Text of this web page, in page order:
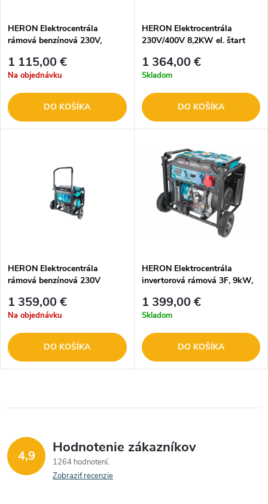
HERON Elektrocentrála
rámová benzínová 230V,
1 115,00 €
Na objednávku
DO KOŠÍKA
HERON Elektrocentrála
230V/400V 8,2KW el. štart
1 364,00 €
Skladom
DO KOŠÍKA
HERON Elektrocentrála
rámová benzínová 230V
1 359,00 €
Na objednávku
DO KOŠÍKA
HERON Elektrocentrála
invertorová rámová 3F, 9kW,
1 399,00 €
Skladom
DO KOŠÍKA
4,9 Hodnotenie zákazníkov
1264 hodnotení
Zobraziť recenzie